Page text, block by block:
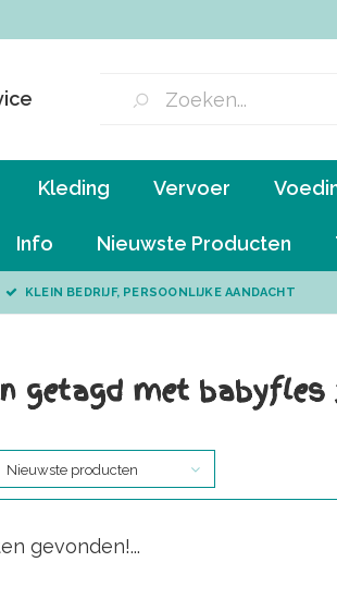
Kleding Vervoer
Info Nieuwste Producten
KLEIN BEDRIJF, PERSOONLIJKE AANDACHT
getagd met babyfles
Nieuwste producten
gevonden!...